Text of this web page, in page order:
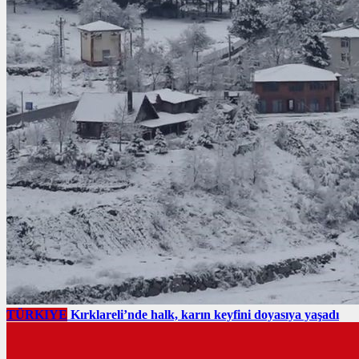
TÜRKIYE Kırklareli’nde halk, karın keyfini doyasıya yaşadı